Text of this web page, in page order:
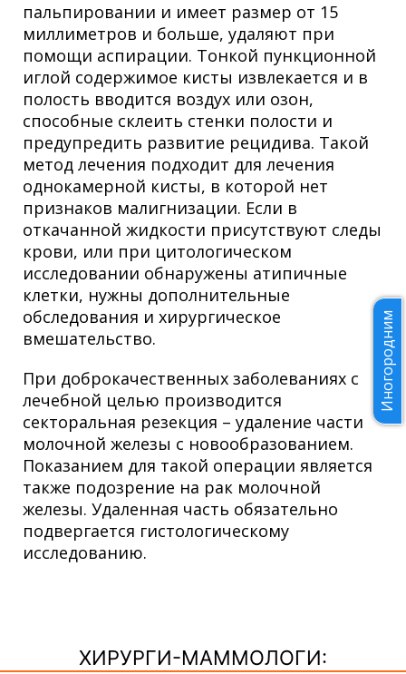
пальпировании и имеет размер от 15
миллиметров и больше, удаляют при
помощи аспирации. Тонкой пункционной
иглой содержимое кисты извлекается и в
полость вводится воздух или озон,
способные склеить стенки полости и
предупредить развитие рецидива. Такой
метод лечения подходит для лечения
однокамерной кисты, в которой нет
признаков малигнизации. Если в
откачанной жидкости присутствуют следы
крови, или при цитологическом
исследовании обнаружены атипичные
клетки, нужны дополнительные
обследования и хирургическое
вмешательство.
При доброкачественных заболеваниях с
лечебной целью производится
секторальная резекция – удаление части
молочной железы с новообразованием.
Показанием для такой операции является
также подозрение на рак молочной
железы. Удаленная часть обязательно
подвергается гистологическому
исследованию.
ХИРУРГИ-МАММОЛОГИ:
Иногородним